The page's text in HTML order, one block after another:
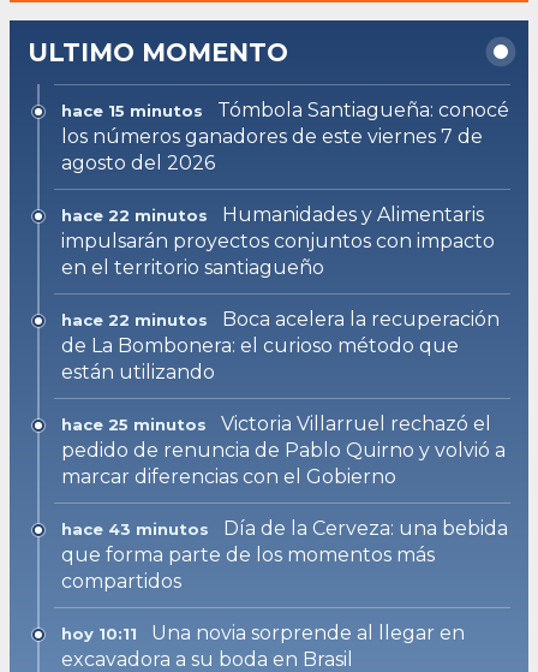
ULTIMO MOMENTO
hace 15 minutos
Tómbola Santiagueña: conocé
los números ganadores de este viernes 7 de
agosto del 2026
hace 22 minutos
Humanidades y Alimentaris
impulsarán proyectos conjuntos con impacto
en el territorio santiagueño
hace 22 minutos
Boca acelera la recuperación
de La Bombonera: el curioso método que
están utilizando
hace 25 minutos
Victoria Villarruel rechazó el
pedido de renuncia de Pablo Quirno y volvió a
marcar diferencias con el Gobierno
hace 43 minutos
Día de la Cerveza: una bebida
que forma parte de los momentos más
compartidos
hoy 10:11
Una novia sorprende al llegar en
excavadora a su boda en Brasil